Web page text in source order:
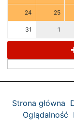
24 25
31 1
Strona główna
Oglądalność